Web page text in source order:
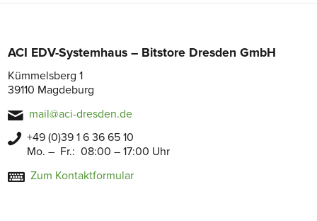
ACI EDV-Systemhaus – Bitstore Dresden GmbH
Kümmelsberg 1
39110 Magdeburg
mail@aci-dresden.de
+49 (0)39 1 6 36 65 10
Mo. – Fr.: 08:00 – 17:00 Uhr
Zum Kontaktformular